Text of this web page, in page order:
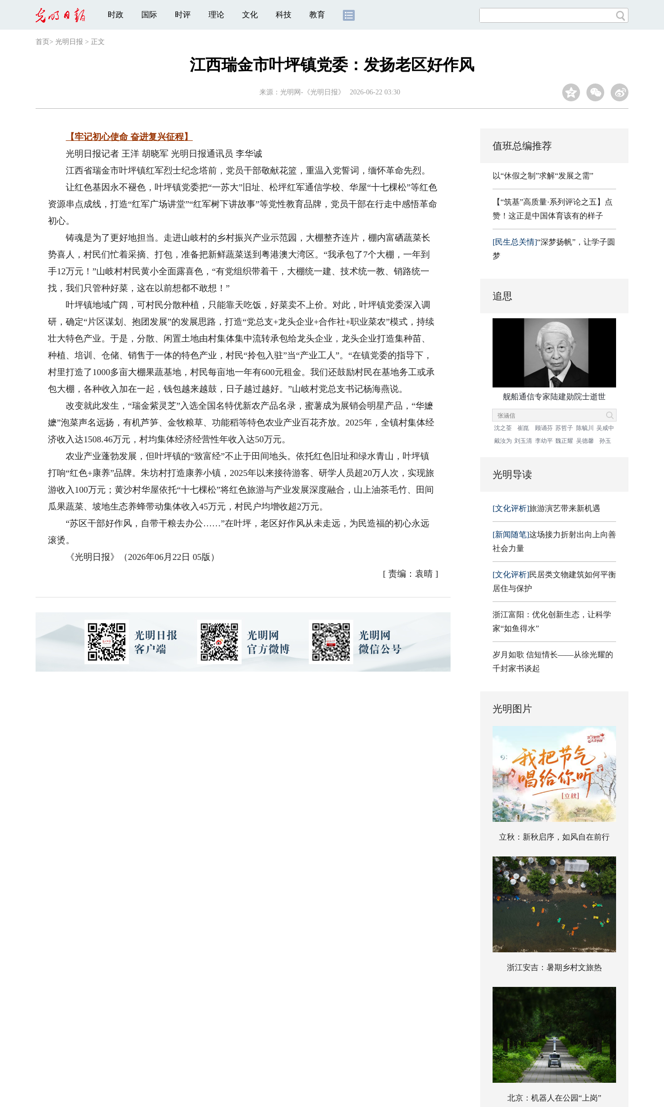
时政 国际 时评 理论 文化 科技 教育
首页 > 光明日报 > 正文
江西瑞金市叶坪镇党委：发扬老区好作风
来源： 光明网-《光明日报》 2026-06-22 03:30
【牢记初心使命 奋进复兴征程】
光明日报记者 王洋 胡晓军 光明日报通讯员 李华诚
江西省瑞金市叶坪镇红军烈士纪念塔前，党员干部敬献花篮，重温入党誓词，缅怀革命先烈。
让红色基因永不褪色，叶坪镇党委把“一苏大”旧址、松坪红军通信学校、华屋“十七棵松”等红色
资源串点成线，打造“红军广场讲堂”“红军树下讲故事”等党性教育品牌，党员干部在行走中感悟革命
初心。
铸魂是为了更好地担当。走进山岐村的乡村振兴产业示范园，大棚整齐连片，棚内富硒蔬菜长
势喜人，村民们忙着采摘、打包，准备把新鲜蔬菜送到粤港澳大湾区。“我承包了7个大棚，一年到
手12万元！”山岐村村民黄小全面露喜色，“有党组织带着干，大棚统一建、技术统一教、销路统一
找，我们只管种好菜，这在以前想都不敢想！”
叶坪镇地域广阔，可村民分散种植，只能靠天吃饭，好菜卖不上价。对此，叶坪镇党委深入调
研，确定“片区谋划、抱团发展”的发展思路，打造“党总支+龙头企业+合作社+职业菜农”模式，持续
壮大特色产业。于是，分散、闲置土地由村集体集中流转承包给龙头企业，龙头企业打造集种苗、
种植、培训、仓储、销售于一体的特色产业，村民“拎包入驻”当“产业工人”。“在镇党委的指导下，
村里打造了1000多亩大棚果蔬基地，村民每亩地一年有600元租金。我们还鼓励村民在基地务工或承
包大棚，各种收入加在一起，钱包越来越鼓，日子越过越好。”山岐村党总支书记杨海燕说。
改变就此发生，“瑞金紫灵芝”入选全国名特优新农产品名录，蜜薯成为展销会明星产品，“华嬷
嬷”泡菜声名远扬，有机芦笋、金牧粮草、功能稻等特色农业产业百花齐放。2025年，全镇村集体经
济收入达1508.46万元，村均集体经济经营性年收入达50万元。
农业产业蓬勃发展，但叶坪镇的“致富经”不止于田间地头。依托红色旧址和绿水青山，叶坪镇
打响“红色+康养”品牌。朱坊村打造康养小镇，2025年以来接待游客、研学人员超20万人次，实现旅
游收入100万元；黄沙村华屋依托“十七棵松”将红色旅游与产业发展深度融合，山上油茶毛竹、田间
瓜果蔬菜、坡地生态养蜂带动集体收入45万元，村民户均增收超2万元。
“苏区干部好作风，自带干粮去办公……”在叶坪，老区好作风从未走远，为民造福的初心永远
滚烫。
《光明日报》（2026年06月22日 05版）
[ 责编：袁晴]
值班总编推荐
以“休假之制”求解“发展之需”
【“筑基”高质量·系列评论之五】点
赞！这正是中国体育该有的样子
[民生总关情]“深梦扬帆”，让学子圆
梦
追思
舰船通信专家陆建勋院士逝世
沈之荃 崔崑 顾诵芬 苏哲子 陈毓川
吴咸中
戴汝为 刘玉清 李幼平 魏正耀 吴德馨 孙玉
光明导读
[文化评析]旅游演艺带来新机遇
[新闻随笔]这场接力折射出向上向善
社会力量
[文化评析]民居类文物建筑如何平衡
居住与保护
浙江富阳：优化创新生态，让科学
家“如鱼得水”
岁月如歌 信短情长——从徐光耀的
千封家书谈起
光明图片
立秋：新秋启序，如风自在前行
浙江安吉：暑期乡村文旅热
北京：机器人在公园“上岗”